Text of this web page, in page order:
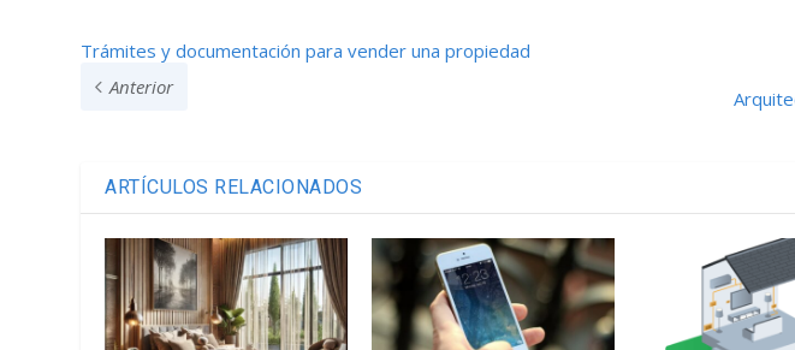
Trámites y documentación para vender una propiedad
Anterior
ARTÍCULOS RELACIONADOS